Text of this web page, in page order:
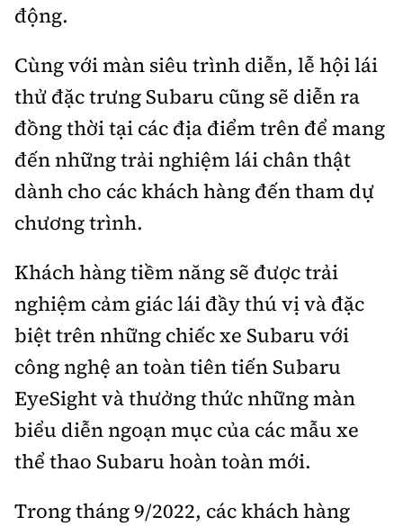
động.
Cùng với màn siêu trình diễn, lễ hội lái
thử đặc trưng Subaru cũng sẽ diễn ra
đồng thời tại các địa điểm trên để mang
đến những trải nghiệm lái chân thật
dành cho các khách hàng đến tham dự
chương trình.
Khách hàng tiềm năng sẽ được trải
nghiệm cảm giác lái đầy thú vị và đặc
biệt trên những chiếc xe Subaru với
công nghệ an toàn tiên tiến Subaru
EyeSight và thưởng thức những màn
biểu diễn ngoạn mục của các mẫu xe
thể thao Subaru hoàn toàn mới.
Trong tháng 9/2022, các khách hàng